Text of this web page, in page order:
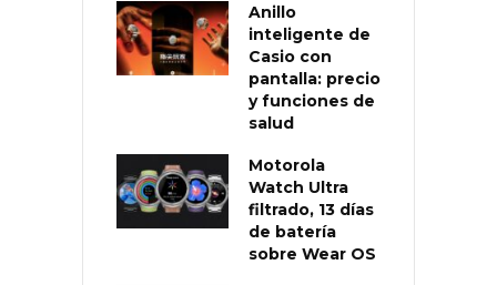
Anillo
inteligente de
Casio con
pantalla: precio
y funciones de
salud
Motorola
Watch Ultra
filtrado, 13 días
de batería
sobre Wear OS